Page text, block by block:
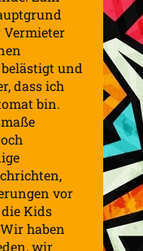
Vermieter
und
dass ich
bin.
vor
Kids
haben
wir